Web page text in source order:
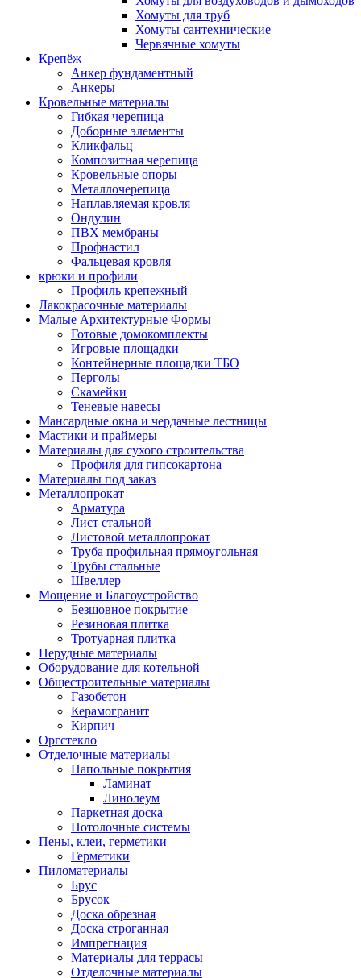
Хомуты для труб
Хомуты сантехнические
Червячные хомуты
Крепёж
Анкер фундаментный
Анкеры
Кровельные материалы
Гибкая черепица
Доборные элементы
Кликфальц
Композитная черепица
Кровельные опоры
Металлочерепица
Наплавляемая кровля
Ондулин
ПВХ мембраны
Профнастил
Фальцевая кровля
крюки и профили
Профиль крепежный
Лакокрасочные материалы
Малые Архитектурные Формы
Готовые домокомплекты
Игровые площадки
Контейнерные площадки ТБО
Перголы
Скамейки
Теневые навесы
Мансардные окна и чердачные лестницы
Мастики и праймеры
Материалы для сухого строительства
Профиля для гипсокартона
Материалы под заказ
Металлопрокат
Арматура
Лист стальной
Листовой металлопрокат
Труба профильная прямоугольная
Трубы стальные
Швеллер
Мощение и Благоустройство
Безшовное покрытие
Резиновая плитка
Тротуарная плитка
Нерудные материалы
Оборудование для котельной
Общестроительные материалы
Газобетон
Керамогранит
Кирпич
Оргстекло
Отделочные материалы
Напольные покрытия
Ламинат
Линолеум
Паркетная доска
Потолочные системы
Пены, клеи, герметики
Герметики
Пиломатериалы
Брус
Брусок
Доска обрезная
Доска строганная
Импрегнация
Материалы для террасы
Отделочные материалы